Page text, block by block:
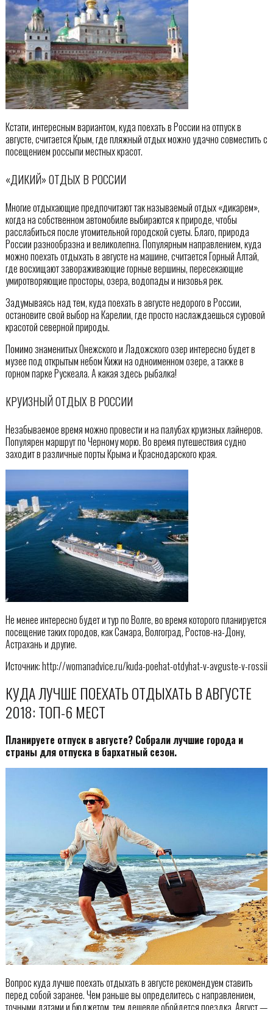
Кстати, интересным вариантом, куда поехать в России на отпуск в
августе, считается Крым, где пляжный отдых можно удачно совместить с
посещением россыпи местных красот.
«ДИКИЙ» ОТДЫХ В РОССИИ
Многие отдыхающие предпочитают так называемый отдых «дикарем»,
когда на собственном автомобиле выбираются к природе, чтобы
расслабиться после утомительной городской суеты. Благо, природа
России разнообразна и великолепна. Популярным направлением, куда
можно поехать отдыхать в августе на машине, считается Горный Алтай,
где восхищают завораживающие горные вершины, пересекающие
умиротворяющие просторы, озера, водопады и низовья рек.
Задумываясь над тем, куда поехать в августе недорого в России,
остановите свой выбор на Карелии, где просто наслаждаешься суровой
красотой северной природы.
Помимо знаменитых Онежского и Ладожского озер интересно будет в
музее под открытым небом Кижи на одноименном озере, а также в
горном парке Рускеала. А какая здесь рыбалка!
КРУИЗНЫЙ ОТДЫХ В РОССИИ
Незабываемое время можно провести и на палубах круизных лайнеров.
Популярен маршрут по Черному морю. Во время путешествия судно
заходит в различные порты Крыма и Краснодарского края.
Не менее интересно будет и тур по Волге, во время которого планируется
посещение таких городов, как Самара, Волгоград, Ростов-на-Дону,
Астрахань и другие.
Источник: http://womanadvice.ru/kuda-poehat-otdyhat-v-avguste-v-rossii
КУДА ЛУЧШЕ ПОЕХАТЬ ОТДЫХАТЬ В АВГУСТЕ
2018: ТОП-6 МЕСТ
Планируете отпуск в августе? Собрали лучшие города и
страны для отпуска в бархатный сезон.
Вопрос куда лучше поехать отдыхать в августе рекомендуем ставить
перед собой заранее. Чем раньше вы определитесь с направлением,
точными датами и бюджетом, тем дешевле обойдется поездка. Август —